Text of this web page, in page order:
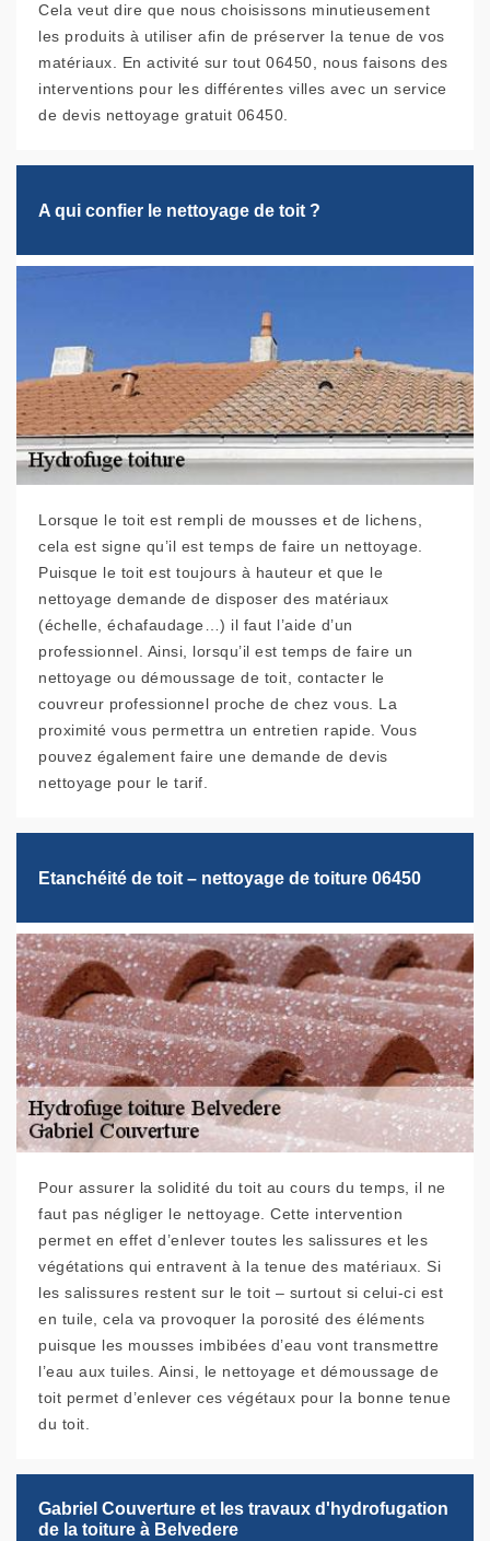
Cela veut dire que nous choisissons minutieusement
les produits à utiliser afin de préserver la tenue de vos
matériaux. En activité sur tout 06450, nous faisons des
interventions pour les différentes villes avec un service
de devis nettoyage gratuit 06450.
A qui confier le nettoyage de toit ?
Lorsque le toit est rempli de mousses et de lichens,
cela est signe qu’il est temps de faire un nettoyage.
Puisque le toit est toujours à hauteur et que le
nettoyage demande de disposer des matériaux
(échelle, échafaudage…) il faut l’aide d’un
professionnel. Ainsi, lorsqu’il est temps de faire un
nettoyage ou démoussage de toit, contacter le
couvreur professionnel proche de chez vous. La
proximité vous permettra un entretien rapide. Vous
pouvez également faire une demande de devis
nettoyage pour le tarif.
Etanchéité de toit – nettoyage de toiture 06450
Pour assurer la solidité du toit au cours du temps, il ne
faut pas négliger le nettoyage. Cette intervention
permet en effet d’enlever toutes les salissures et les
végétations qui entravent à la tenue des matériaux. Si
les salissures restent sur le toit – surtout si celui-ci est
en tuile, cela va provoquer la porosité des éléments
puisque les mousses imbibées d’eau vont transmettre
l’eau aux tuiles. Ainsi, le nettoyage et démoussage de
toit permet d’enlever ces végétaux pour la bonne tenue
du toit.
Gabriel Couverture et les travaux d'hydrofugation
de la toiture à Belvedere